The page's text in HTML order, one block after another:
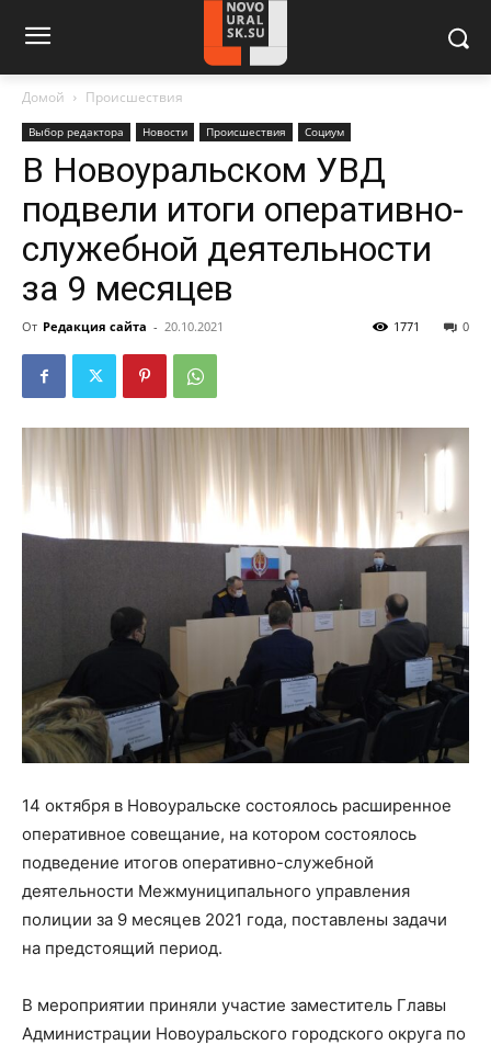
Домой Происшествия
Выбор редактора Новости Происшествия Социум
В Новоуральском УВД
подвели итоги оперативно-
служебной деятельности
за 9 месяцев
От Редакция сайта - 20.10.2021 0
1771
14 октября в Новоуральске состоялось расширенное
оперативное совещание, на котором состоялось
подведение итогов оперативно-служебной
деятельности Межмуниципального управления
полиции за 9 месяцев 2021 года, поставлены задачи
на предстоящий период.
В мероприятии приняли участие заместитель Главы
Администрации Новоуральского городского округа по